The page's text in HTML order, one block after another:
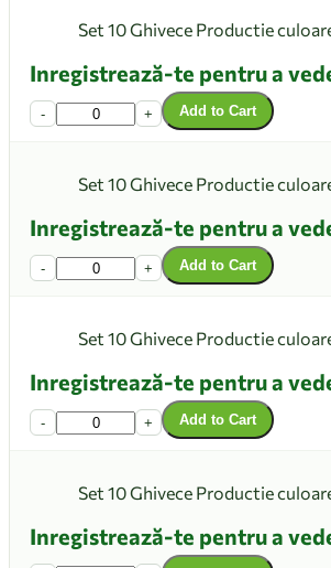
Set 10 Ghivece Productie
Inregistrează-te pentru a
- + Add to Cart
Set 10 Ghivece Productie
Inregistrează-te pentru a
- + Add to Cart
Set 10 Ghivece Productie
Inregistrează-te pentru a
- + Add to Cart
Set 10 Ghivece Productie
Inregistrează-te pentru a